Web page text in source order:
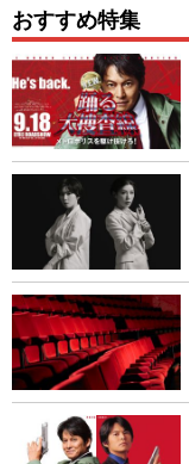
おすすめ特集